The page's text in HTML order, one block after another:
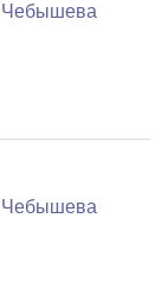
Чебышева
Чебышева